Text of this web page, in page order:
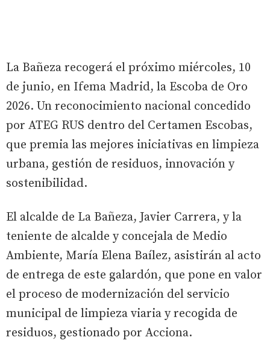
La Bañeza recogerá el próximo miércoles, 10
de junio, en Ifema Madrid, la Escoba de Oro
2026. Un reconocimiento nacional concedido
por ATEG RUS dentro del Certamen Escobas,
que premia las mejores iniciativas en limpieza
urbana, gestión de residuos, innovación y
sostenibilidad.
El alcalde de La Bañeza, Javier Carrera, y la
teniente de alcalde y concejala de Medio
Ambiente, María Elena Baílez, asistirán al acto
de entrega de este galardón, que pone en valor
el proceso de modernización del servicio
municipal de limpieza viaria y recogida de
residuos, gestionado por Acciona.